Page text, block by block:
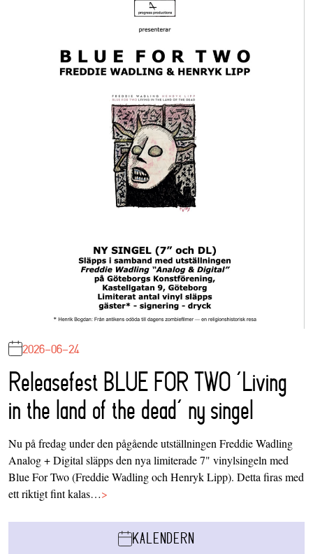
2026-06-24
Releasefest BLUE FOR TWO ‘Living
in the land of the dead’ ny singel
Nu på fredag under den pågående utställningen Freddie Wadling
Analog + Digital släpps den nya limiterade 7" vinylsingeln med
Blue For Two (Freddie Wadling och Henryk Lipp). Detta firas med
ett riktigt fint kalas…>
KALENDERN